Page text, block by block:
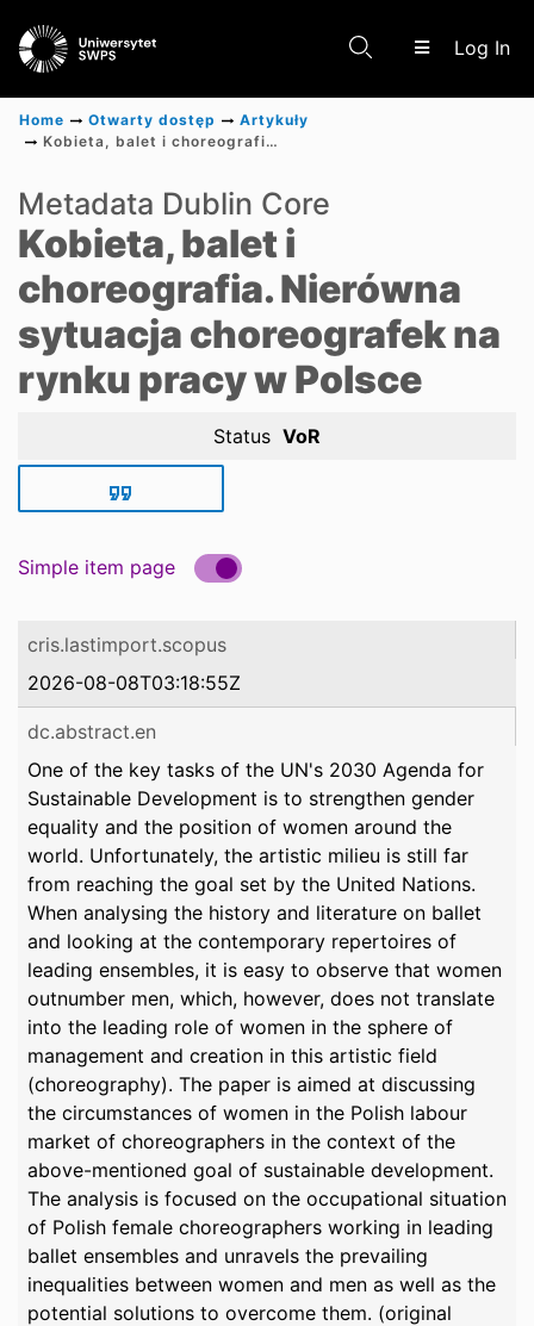
Log In
Scientific research results
Home Otwarty dostęp
Artykuły
Kobieta, balet i choreografia. Nierówna sytuacja choreografek na rynku pracy w Polsce
Metadata Dublin Core
Kobieta, balet i
choreografia. Nierówna
sytuacja choreografek na
rynku pracy w Polsce
Status VoR
Simple item page
cris.lastimport.scopus
2026-08-08T03:18:55Z
dc.abstract.en
One of the key tasks of the UN's 2030 Agenda for
Sustainable Development is to strengthen gender
equality and the position of women around the
world. Unfortunately, the artistic milieu is still far
from reaching the goal set by the United Nations.
When analysing the history and literature on ballet
and looking at the contemporary repertoires of
leading ensembles, it is easy to observe that women
outnumber men, which, however, does not translate
into the leading role of women in the sphere of
management and creation in this artistic field
(choreography). The paper is aimed at discussing
the circumstances of women in the Polish labour
market of choreographers in the context of the
above-mentioned goal of sustainable development.
The analysis is focused on the occupational situation
of Polish female choreographers working in leading
ballet ensembles and unravels the prevailing
inequalities between women and men as well as the
potential solutions to overcome them. (original